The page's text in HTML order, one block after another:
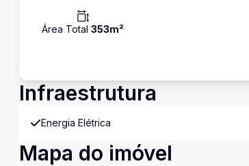
Área Total 353m²
Infraestrutura
Energia Elétrica
Mapa do imóvel